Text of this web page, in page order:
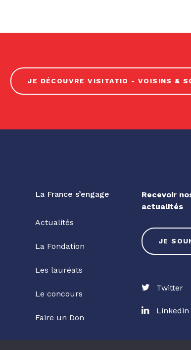
JE DÉCOUVRE VISITATIO - VOISINS &
La France s’engage
Actualités
La Fondation
Les lauréats
Le concours
Faire un Don
Recevoir
actualités
JE
Twitter
Linkedin